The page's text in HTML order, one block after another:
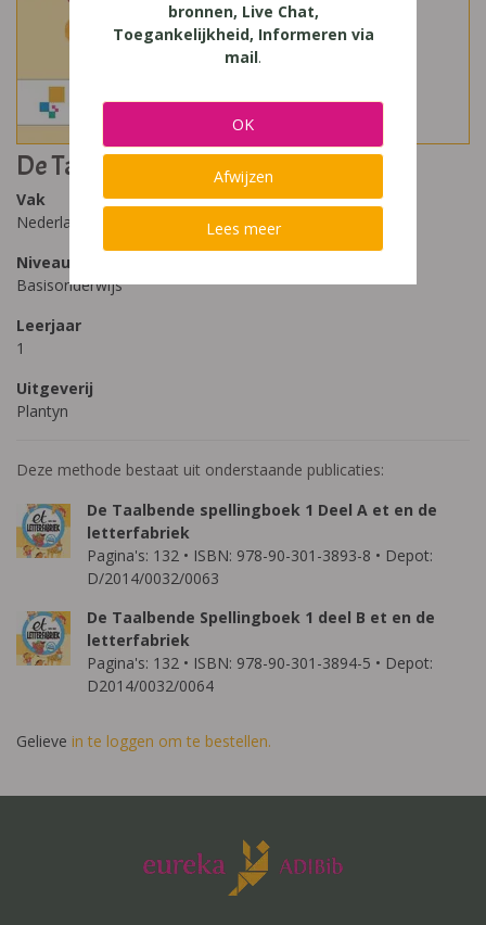
De Taalbende Spelling 1
Vak
Nederlands
Niveau
Basisonderwijs
Leerjaar
1
Uitgeverij
Plantyn
Deze methode bestaat uit onderstaande publicaties:
De Taalbende spellingboek 1 Deel A et en de
letterfabriek
Pagina's: 132 • ISBN: 978-90-301-3893-8 • Depot:
D/2014/0032/0063
De Taalbende Spellingboek 1 deel B et en de
letterfabriek
Pagina's: 132 • ISBN: 978-90-301-3894-5 • Depot:
D2014/0032/0064
Gelieve in te loggen om te bestellen.
bronnen, Live Chat,
Toegankelijkheid, Informeren via
mail.
OK
Afwijzen
Lees meer